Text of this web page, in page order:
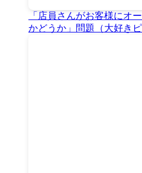
「店員さんがお客様にオ
かどうか」問題（大好き